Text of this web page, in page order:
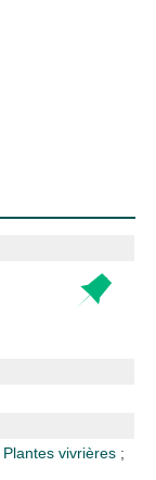
Plantes vivrières ;